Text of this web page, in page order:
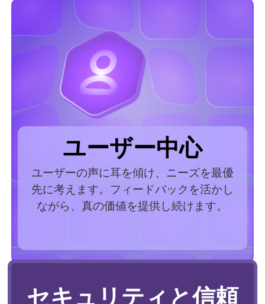
ユーザー中心
ユーザーの声に耳を傾け、ニーズを最優
先に考えます。フィードバックを活かし
ながら、真の価値を提供し続けます。
セキュリティと信頼